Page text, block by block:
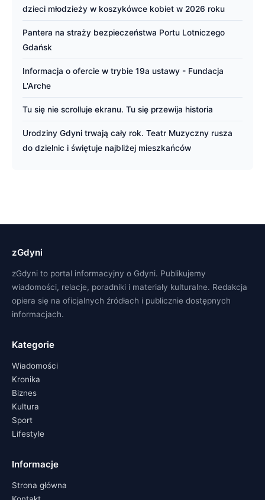
dzieci młodzieży w koszykówce kobiet w 2026 roku
Pantera na straży bezpieczeństwa Portu Lotniczego
Gdańsk
Informacja o ofercie w trybie 19a ustawy - Fundacja
L'Arche
Tu się nie scrolluje ekranu. Tu się przewija historia
Urodziny Gdyni trwają cały rok. Teatr Muzyczny rusza
do dzielnic i świętuje najbliżej mieszkańców
zGdyni
zGdyni to portal informacyjny o Gdyni. Publikujemy
wiadomości, relacje, poradniki i materiały kulturalne. Redakcja
opiera się na oficjalnych źródłach i publicznie dostępnych
informacjach.
Kategorie
Wiadomości
Kronika
Biznes
Kultura
Sport
Lifestyle
Informacje
Strona główna